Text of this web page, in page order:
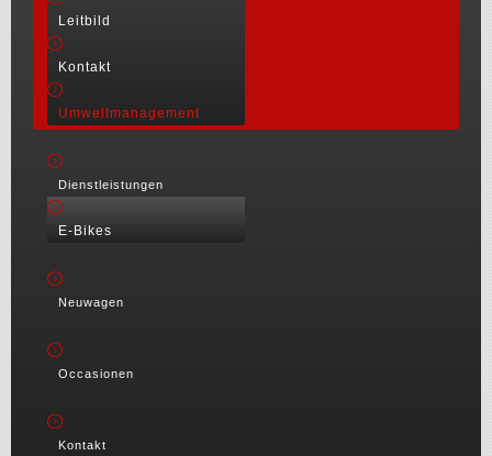
Leitbild
Kontakt
Umweltmanagement
Dienstleistungen
E-Bikes
Neuwagen
Occasionen
Kontakt